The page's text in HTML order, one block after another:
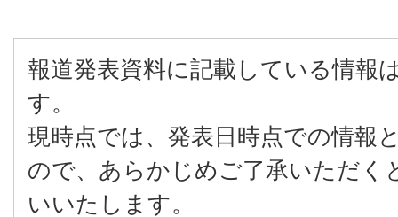
報道発表資料に記載している情報
す。
現時点では、発表日時点での情報
ので、あらかじめご了承いただく
いいたします。